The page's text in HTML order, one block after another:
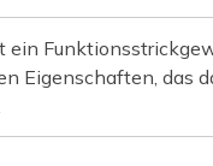
ein
Eigenschaften, das